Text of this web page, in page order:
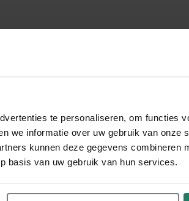
te personaliseren, om functies
we informatie over uw gebruik van onze
kunnen deze gegevens combineren
basis van uw gebruik van hun services.